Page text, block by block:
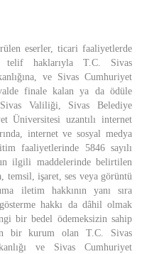
eserler, ticari faaliyetlerde
telif haklarıyla T.C. Sivas
ve Sivas Cumhuriyet
finale kalan ya da ödüle
Valiliği, Sivas Belediye
Üniversitesi uzantılı internet
internet ve sosyal medya
faaliyetlerinde 5846 sayılı
ilgili maddelerinde belirtilen
temsil, işaret, ses veya görüntü
iletim hakkının yanı sıra
hakkı da dâhil olmak
bir bedel ödemeksizin sahip
bir kurum olan T.C. Sivas
ve Sivas Cumhuriyet